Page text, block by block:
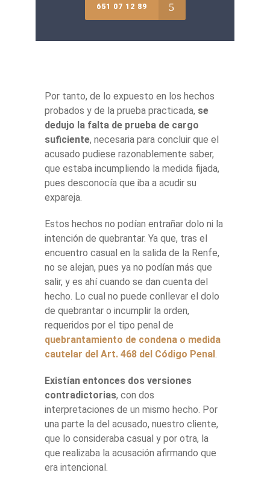
651 07 12 89
Por tanto, de lo expuesto en los hechos
probados y de la prueba practicada, se
dedujo la falta de prueba de cargo
suficiente, necesaria para concluir que el
acusado pudiese razonablemente saber,
que estaba incumpliendo la medida fijada,
pues desconocía que iba a acudir su
expareja.
Estos hechos no podían entrañar dolo ni la
intención de quebrantar. Ya que, tras el
encuentro casual en la salida de la Renfe,
no se alejan, pues ya no podían más que
salir, y es ahí cuando se dan cuenta del
hecho. Lo cual no puede conllevar el dolo
de quebrantar o incumplir la orden,
requeridos por el tipo penal de
quebrantamiento de condena o medida
cautelar del Art. 468 del Código Penal.
Existían entonces dos versiones
contradictorias, con dos
interpretaciones de un mismo hecho. Por
una parte la del acusado, nuestro cliente,
que lo consideraba casual y por otra, la
que realizaba la acusación afirmando que
era intencional.